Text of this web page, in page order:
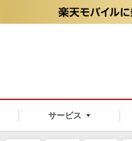
サービス